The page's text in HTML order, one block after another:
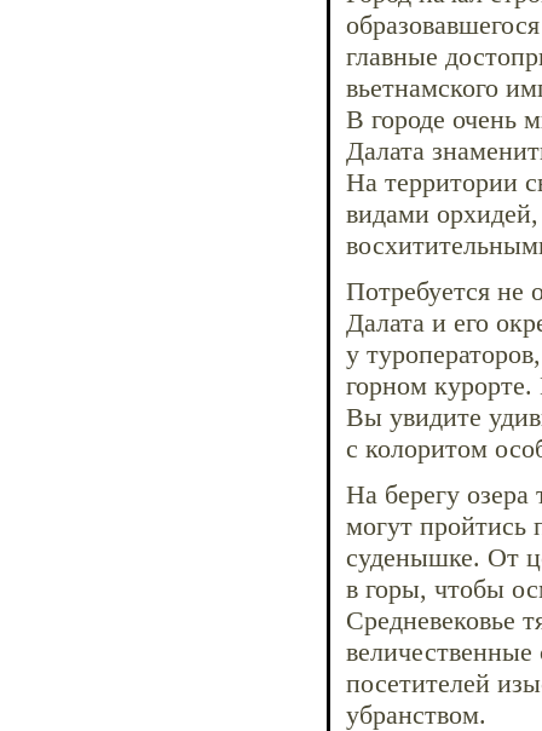
главные
вьетнамского
В городе очень
Далата
На территории
видами
Потребуется не
Далата и его
у
горном курорте.
Вы увидите
с колоритом
На берегу
могут пройтись
суденышке. От
в горы, чтобы
Средневековье
посетителей
убранством.